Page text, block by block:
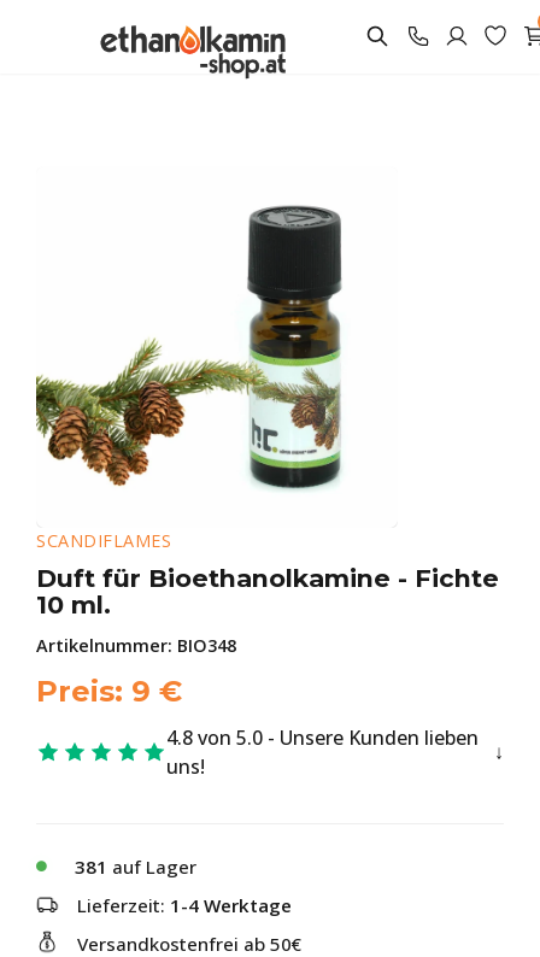
SCANDIFLAMES
Duft für Bioethanolkamine - Fichte
10 ml.
Artikelnummer: BIO348
Preis: 9 €
4.8 von 5.0 - Unsere Kunden lieben
uns!
381 auf Lager
Lieferzeit: 1-4 Werktage
Versandkostenfrei ab 50€